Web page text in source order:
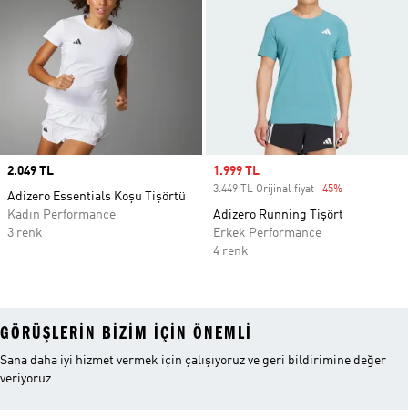
Price
2.049 TL
Adizero Essentials Koşu Tişörtü
Kadın Performance
3 renk
Sale price
1.999 TL
3.449 TL Orijinal fiyat -45%
Adizero Running Tişört
Erkek Performance
4 renk
GÖRÜŞLERIN BIZIM IÇIN ÖNEMLI
Sana daha iyi hizmet vermek için çalışıyoruz ve geri bildirimine değer
veriyoruz